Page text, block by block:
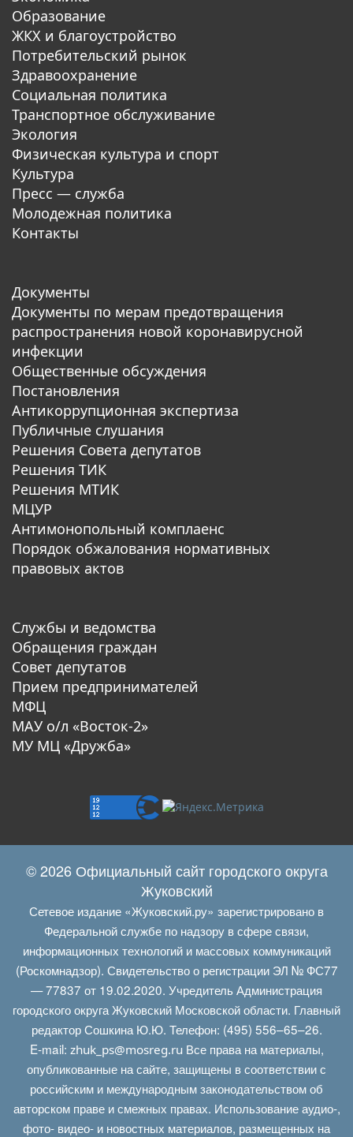
Образование
ЖКХ и благоустройство
Потребительский рынок
Здравоохранение
Социальная политика
Транспортное обслуживание
Экология
Физическая культура и спорт
Культура
Пресс — служба
Молодежная политика
Контакты
Документы
Документы по мерам предотвращения
распространения новой коронавирусной
инфекции
Общественные обсуждения
Постановления
Антикоррупционная экспертиза
Публичные слушания
Решения Совета депутатов
Решения ТИК
Решения МТИК
МЦУР
Антимонопольный комплаенс
Порядок обжалования нормативных
правовых актов
Службы и ведомства
Обращения граждан
Совет депутатов
Прием предпринимателей
МФЦ
МАУ о/л «Восток-2»
МУ МЦ «Дружба»
© 2026 Официальный сайт городского округа
Жуковский
Сетевое издание «Жуковский.ру» зарегистрировано в
Федеральной службе по надзору в сфере связи,
информационных технологий и массовых коммуникаций
(Роскомнадзор). Свидетельство о регистрации ЭЛ № ФС77
— 77837 от 19.02.2020. Учредитель Администрация
городского округа Жуковский Московской области. Главный
редактор Сошкина Ю.Ю. Телефон: (495) 556–65–26.
E‑mail: zhuk_ps@mosreg.ruВсе права на материалы,
опубликованные на сайте, защищены в соответствии с
российским и международным законодательством об
авторском праве и смежных правах. Использование аудио-,
фото- видео- и новостных материалов, размещенных на